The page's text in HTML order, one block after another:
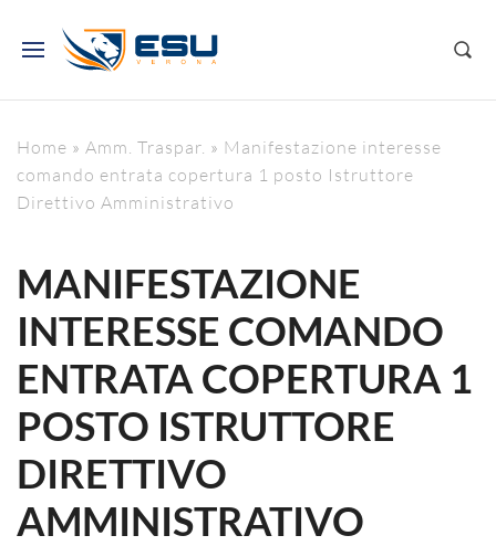
Home » Amm. Traspar. » Manifestazione interesse
comando entrata copertura 1 posto Istruttore
Direttivo Amministrativo
MANIFESTAZIONE
INTERESSE COMANDO
ENTRATA COPERTURA 1
POSTO ISTRUTTORE
DIRETTIVO
AMMINISTRATIVO